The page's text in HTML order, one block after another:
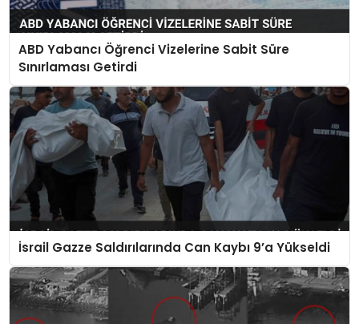
ABD Yabancı Öğrenci Vizelerine Sabit Süre
Sınırlaması Getirdi
İsrail Gazze Saldırılarında Can Kaybı 9’a Yükseldi